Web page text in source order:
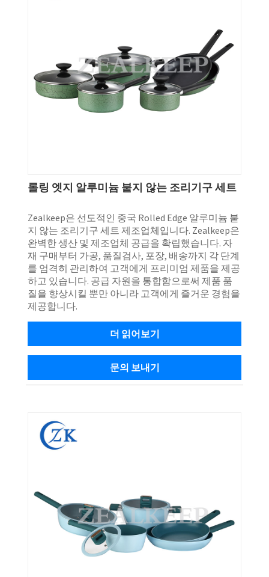
롤링 엣지 알루미늄 붙지 않는 조리기구 세트
Zealkeep은 선도적인 중국 Rolled Edge 알루미늄 붙
지 않는 조리기구 세트 제조업체입니다. Zealkeep은
완벽한 생산 및 제조업체 공급을 확립했습니다. 자
재 구매부터 가공, 품질검사, 포장, 배송까지 각 단계
를 엄격히 관리하여 고객에게 프리미엄 제품을 제공
하고 있습니다. 공급 자원을 통합함으로써 제품 품
질을 향상시킬 뿐만 아니라 고객에게 즐거운 경험을
제공합니다.
더 읽어보기
문의 보내기